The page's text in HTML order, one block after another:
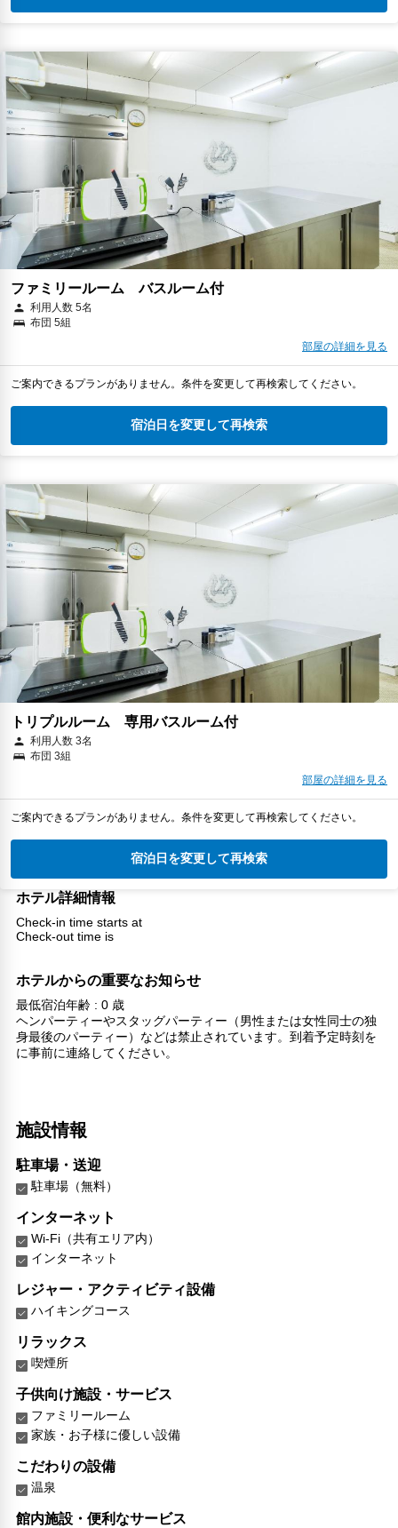
ファミリールーム バスルーム付
利用人数 5名
布団 5組
部屋の詳細を見る
ご案内できるプランがありません。条件を変更して再検索してください。
宿泊日を変更して再検索
トリプルルーム 専用バスルーム付
利用人数 3名
布団 3組
部屋の詳細を見る
ご案内できるプランがありません。条件を変更して再検索してください。
宿泊日を変更して再検索
ホテル詳細情報
Check-in time starts at
Check-out time is
ホテルからの重要なお知らせ
最低宿泊年齢 : 0 歳
ヘンパーティーやスタッグパーティー（男性または女性同士の独
身最後のパーティー）などは禁止されています。到着予定時刻を
に事前に連絡してください。
施設情報
駐車場・送迎
駐車場（無料）
インターネット
Wi-Fi（共有エリア内）
インターネット
レジャー・アクティビティ設備
ハイキングコース
リラックス
喫煙所
子供向け施設・サービス
ファミリールーム
家族・お子様に優しい設備
こだわりの設備
温泉
館内施設・便利なサービス